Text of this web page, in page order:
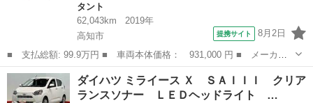
タント
62,043km
2019年
高知市
提携サイト 8月2日
■ 支払総額: 99.9万円 ■ 車両本体価格： 931,000 円 ■ メーカー
名： ダイハツ ■ 車種名： タント ■ グレード名： カスタム
Ｘ トップエディションＳＡＩＩＩ 純正ナビ ＴＶ ＥＴＣ 全周
囲カメラ 両側...
高知 高知市 タント
ダイハツ ミライース Ｘ ＳＡＩＩＩ クリア
ランスソナー ＬＥＤヘッドライト …